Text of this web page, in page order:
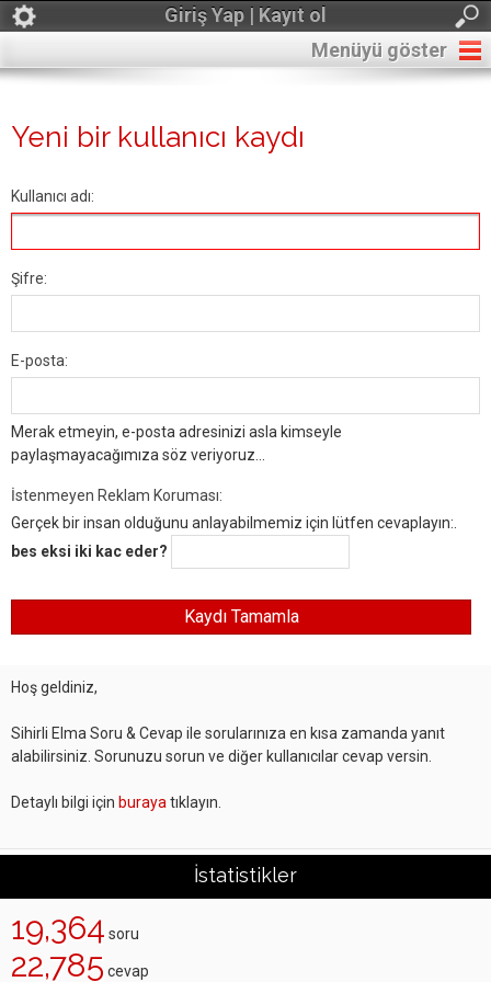
Giriş Yap | Kayıt ol
Menüyü göster
Yeni bir kullanıcı kaydı
Kullanıcı adı:
Şifre:
E-posta:
Merak etmeyin, e-posta adresinizi asla kimseyle
paylaşmayacağımıza söz veriyoruz...
İstenmeyen Reklam Koruması:
Gerçek bir insan olduğunu anlayabilmemiz için lütfen cevaplayın:.
bes eksi iki kac eder?
Hoş geldiniz,
Sihirli Elma Soru & Cevap ile sorularınıza en kısa zamanda yanıt
alabilirsiniz. Sorunuzu sorun ve diğer kullanıcılar cevap versin.
Detaylı bilgi için buraya tıklayın.
İstatistikler
19,364 soru
22,785 cevap